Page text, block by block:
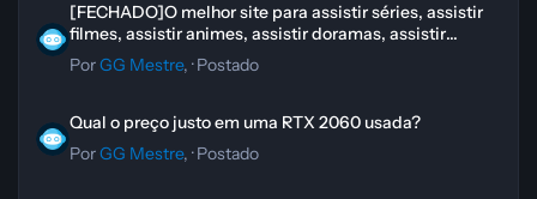
[FECHADO]O melhor site para assistir séries, assistir
filmes, assistir animes, assistir doramas, assistir
novelas
PorGG Mestre, ·Postado
Qual o preço justo em uma RTX 2060 usada?
PorGG Mestre, ·Postado